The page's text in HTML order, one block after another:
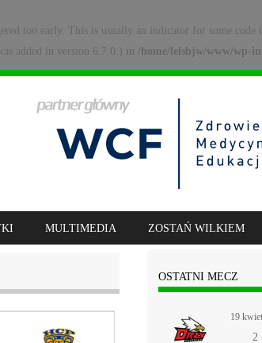
too early. This is usually an indicator for some
added in version 6.7.0.) in /home/lelsbjw/www/wp-
MULTIMEDIA ZOSTAŃ WILKIEM
OSTATNI MECZ
19
2